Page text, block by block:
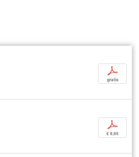
p
gratis
p
€ 9,95